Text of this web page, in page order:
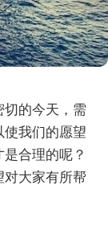
切的今天，需
使我们的愿望
合理的呢？
对大家有所帮